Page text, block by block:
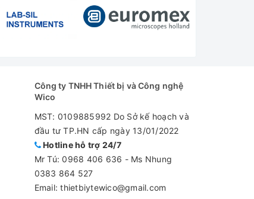
Công ty TNHH Thiết bị và Công nghệ
Wico
MST: 0109885992 Do Sở kế hoạch và
đầu tư TP.HN cấp ngày 13/01/2022
Hotline hỗ trợ 24/7
Mr Tú:0968 406 636 - Ms Nhung
0383 864 527
Email: thietbiytewico@gmail.com